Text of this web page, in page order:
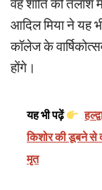
वह शांति की
आदिल मिया ने यह
कॉलेज के
होंगे।
यह भी पढ़ें
किशोर की डूबने से
मृत